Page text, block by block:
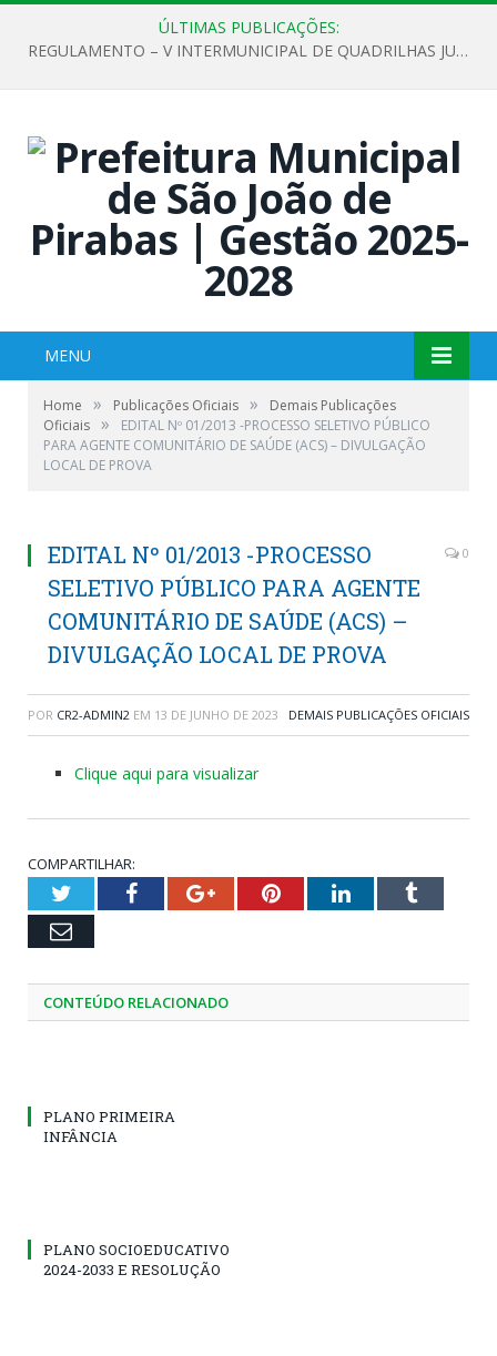
ÚLTIMAS PUBLICAÇÕES:
REGULAMENTO – V INTERMUNICIPAL DE QUADRILHAS JUNINAS 2026
MENU
Home » Publicações Oficiais »
Demais Publicações
Oficiais »
EDITAL Nº 01/2013 -PROCESSO SELETIVO PÚBLICO
PARA AGENTE COMUNITÁRIO DE SAÚDE (ACS) – DIVULGAÇÃO
LOCAL DE PROVA
EDITAL Nº 01/2013 -PROCESSO
SELETIVO PÚBLICO PARA AGENTE
COMUNITÁRIO DE SAÚDE (ACS) –
DIVULGAÇÃO LOCAL DE PROVA
0
POR CR2-ADMIN2 EM 13 DE JUNHO DE 2023 DEMAIS PUBLICAÇÕES OFICIAIS
Clique aqui para visualizar
COMPARTILHAR:
TwitterFacebookGoogle+PinterestLinkedInTumblr
Email
CONTEÚDO RELACIONADO
PLANO PRIMEIRA
INFÂNCIA
PLANO SOCIOEDUCATIVO
2024-2033 E RESOLUÇÃO